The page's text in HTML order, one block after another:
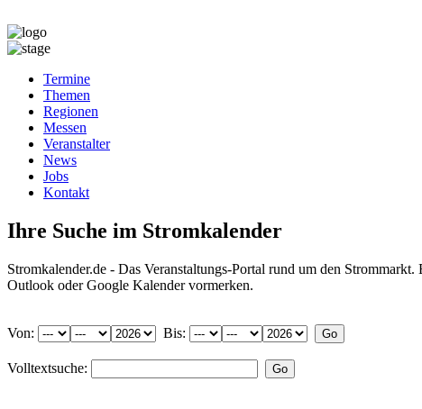
Termine
Themen
Regionen
Messen
Veranstalter
News
Jobs
Kontakt
Ihre Suche im Stromkalender
Stromkalender.de - Das Veranstaltungs-Portal rund um den
Outlook oder Google Kalender vormerken.
Von: Bis:
Volltextsuche: